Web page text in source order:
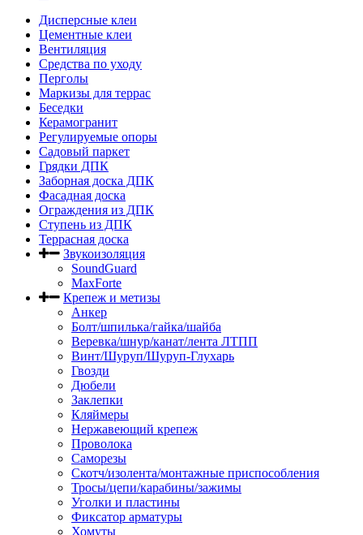
Дисперсные клеи
Цементные клеи
Вентиляция
Средства по уходу
Перголы
Маркизы для террас
Беседки
Керамогранит
Регулируемые опоры
Садовый паркет
Грядки ДПК
Заборная доска ДПК
Фасадная доска
Ограждения из ДПК
Ступень из ДПК
Террасная доска
Звукоизоляция
SoundGuard
MaxForte
Крепеж и метизы
Анкер
Болт/шпилька/гайка/шайба
Веревка/шнур/канат/лента ЛТПП
Винт/Шуруп/Шуруп-Глухарь
Гвозди
Дюбели
Заклепки
Кляймеры
Нержавеющий крепеж
Проволока
Саморезы
Скотч/изолента/монтажные приспособления
Тросы/цепи/карабины/зажимы
Уголки и пластины
Фиксатор арматуры
Хомуты